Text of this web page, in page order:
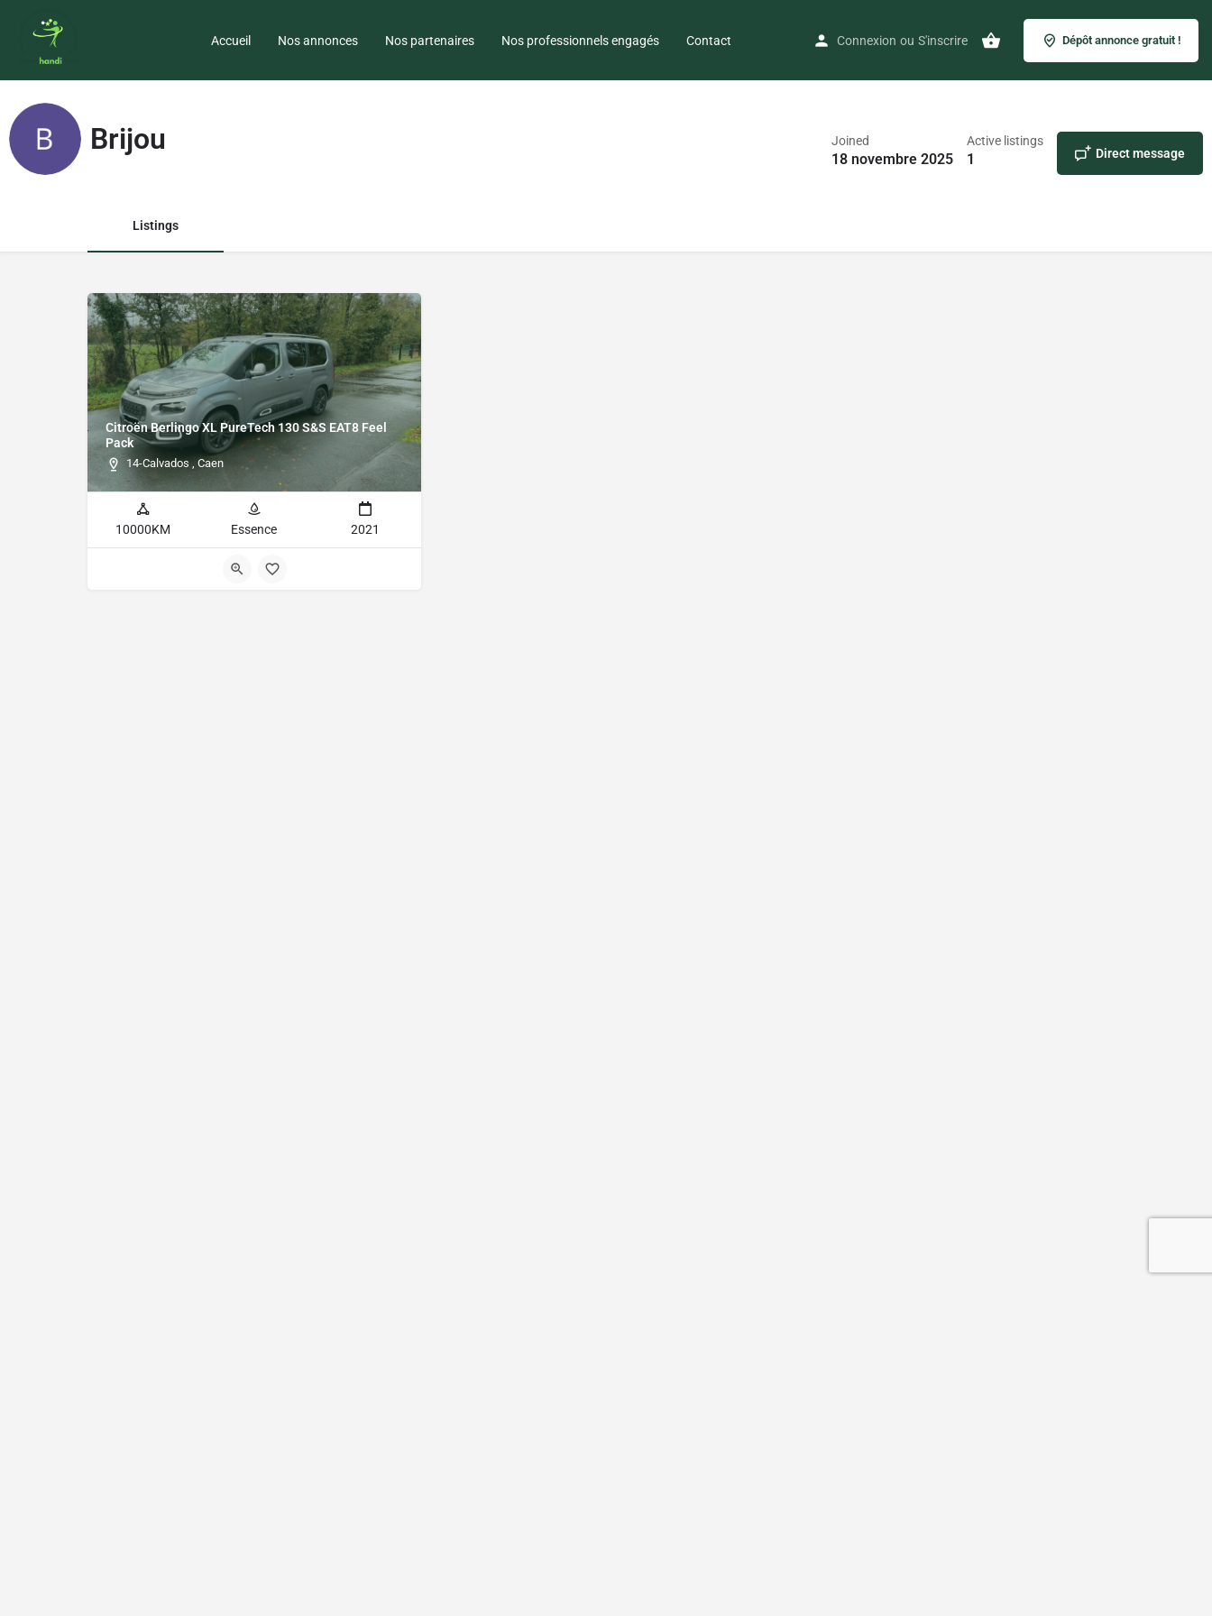
Accueil Nos annonces Nos partenaires Nos professionnels engagés Contact Connexion ou S'inscrire Dépôt annonce gratuit !
Brijou Joined
18 novembre 2025
Active listings
1 Direct message
Listings
Citroën Berlingo XL PureTech 130 S&S EAT8 Feel
Pack
14-Calvados , Caen
10000KM Essence 2021